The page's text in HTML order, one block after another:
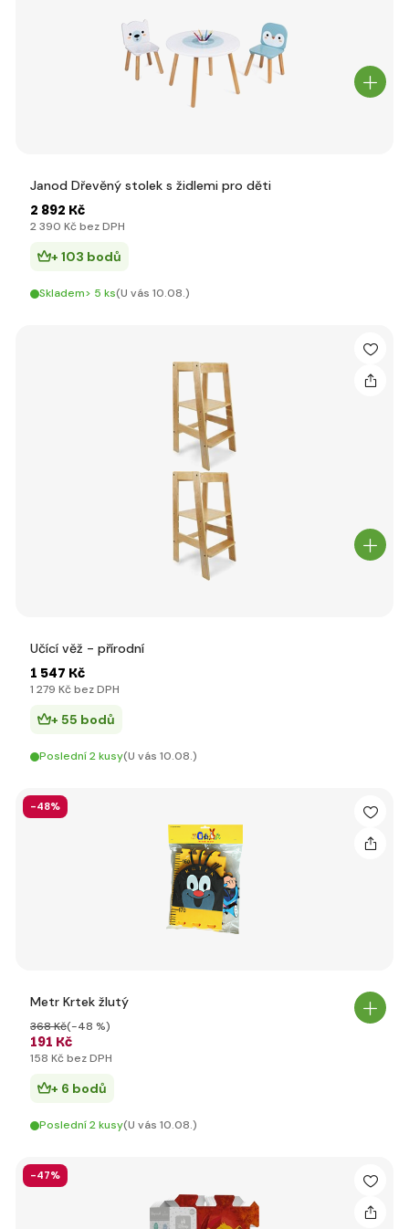
Janod Dřevěný stolek s židlemi pro děti
2 892 Kč
2 390 Kč bez DPH
+ 103 bodů
Skladem> 5 ks(U vás 10.08.)
Učící věž - přírodní
1 547 Kč
1 279 Kč bez DPH
+ 55 bodů
Poslední 2 kusy(U vás 10.08.)
-48%
Metr Krtek žlutý
191 Kč
368 Kč(-48 %)
158 Kč bez DPH
+ 6 bodů
Poslední 2 kusy(U vás 10.08.)
-47%